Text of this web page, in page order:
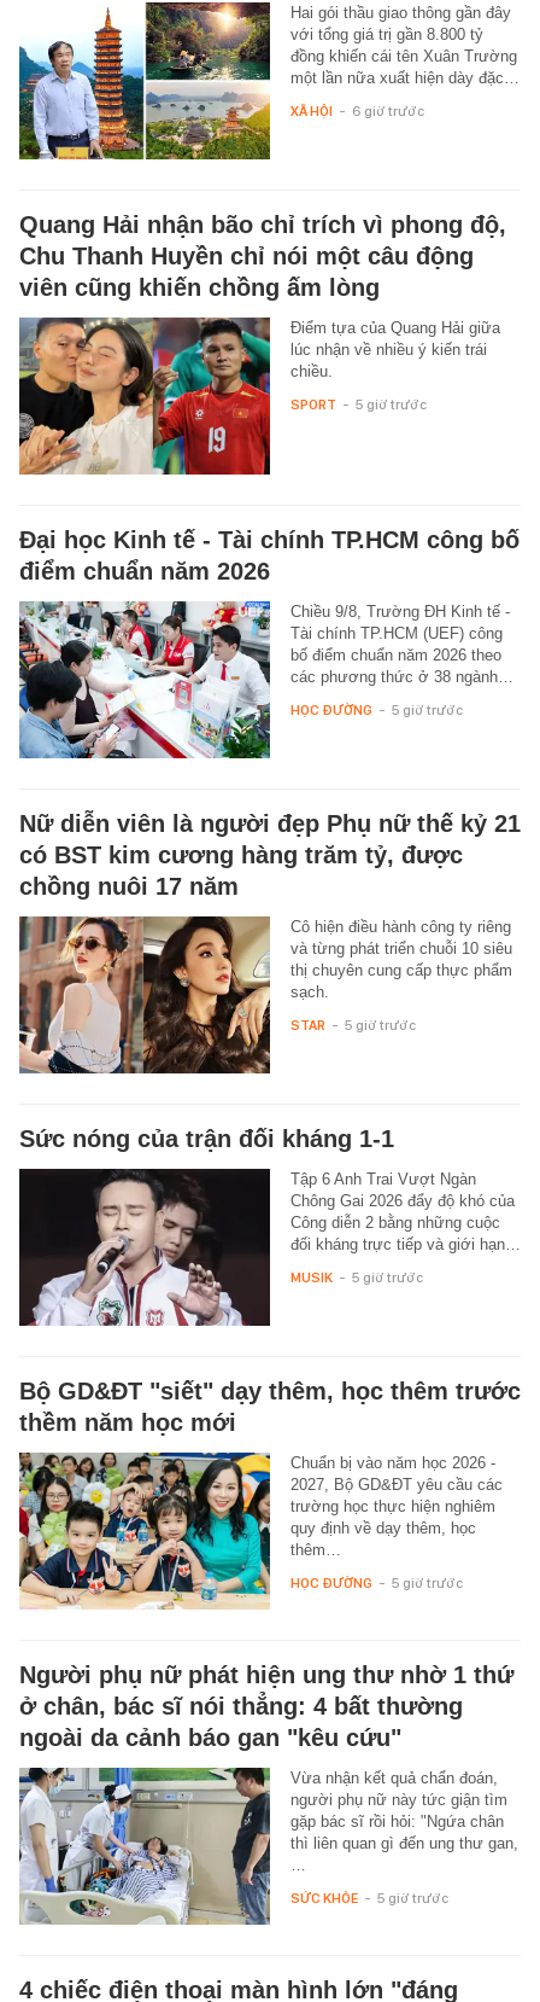
Hai gói thầu giao thông gần đây
với tổng giá trị gần 8.800 tỷ
đồng khiến cái tên Xuân Trường
một lần nữa xuất hiện dày đặc…
XÃ HỘI - 6 giờ trước
Quang Hải nhận bão chỉ trích vì phong độ,
Chu Thanh Huyền chỉ nói một câu động
viên cũng khiến chồng ấm lòng
Điểm tựa của Quang Hải giữa
lúc nhận về nhiều ý kiến trái
chiều.
SPORT - 5 giờ trước
Đại học Kinh tế - Tài chính TP.HCM công bố
điểm chuẩn năm 2026
Chiều 9/8, Trường ĐH Kinh tế -
Tài chính TP.HCM (UEF) công
bố điểm chuẩn năm 2026 theo
các phương thức ở 38 ngành…
HỌC ĐƯỜNG - 5 giờ trước
Nữ diễn viên là người đẹp Phụ nữ thế kỷ 21
có BST kim cương hàng trăm tỷ, được
chồng nuôi 17 năm
Cô hiện điều hành công ty riêng
và từng phát triển chuỗi 10 siêu
thị chuyên cung cấp thực phẩm
sạch.
STAR - 5 giờ trước
Sức nóng của trận đối kháng 1-1
Tập 6 Anh Trai Vượt Ngàn
Chông Gai 2026 đẩy độ khó của
Công diễn 2 bằng những cuộc
đối kháng trực tiếp và giới hạn…
MUSIK - 5 giờ trước
Bộ GD&ĐT "siết" dạy thêm, học thêm trước
thềm năm học mới
Chuẩn bị vào năm học 2026 -
2027, Bộ GD&ĐT yêu cầu các
trường học thực hiện nghiêm
quy định về dạy thêm, học
thêm…
HỌC ĐƯỜNG - 5 giờ trước
Người phụ nữ phát hiện ung thư nhờ 1 thứ
ở chân, bác sĩ nói thẳng: 4 bất thường
ngoài da cảnh báo gan "kêu cứu"
Vừa nhận kết quả chẩn đoán,
người phụ nữ này tức giận tìm
gặp bác sĩ rồi hỏi: "Ngứa chân
thì liên quan gì đến ung thư gan,
SỨC KHỎE - 5 giờ trước
4 chiếc điện thoại màn hình lớn "đáng